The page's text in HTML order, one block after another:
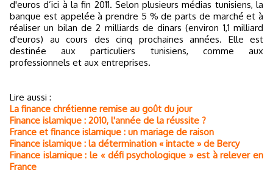
d'euros d’ici à la fin 2011. Selon plusieurs médias tunisiens, la
banque est appelée à prendre 5 % de parts de marché et à
réaliser un bilan de 2 milliards de dinars (environ 1,1 milliard
d'euros) au cours des cinq prochaines années. Elle est
destinée aux particuliers tunisiens, comme aux
professionnels et aux entreprises.
Lire aussi :
La finance chrétienne remise au goût du jour
Finance islamique : 2010, l'année de la réussite ?
France et finance islamique : un mariage de raison
Finance islamique : la détermination « intacte » de Bercy
Finance islamique : le « défi psychologique » est à relever en
France